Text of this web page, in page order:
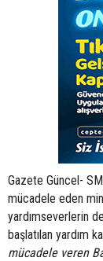
Gazete Güncel-
mücadele eden
yardımseverlerin
başlatılan yardım
mücadele veren